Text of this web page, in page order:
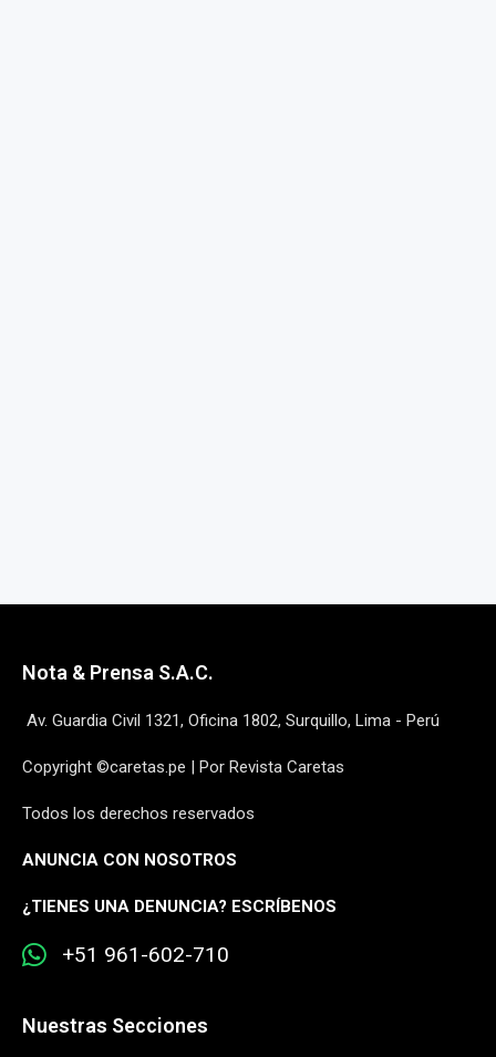
Nota & Prensa S.A.C.
Av. Guardia Civil 1321, Oficina 1802, Surquillo, Lima - Perú
Copyright ©caretas.pe | Por Revista Caretas
Todos los derechos reservados
ANUNCIA CON NOSOTROS
¿TIENES UNA DENUNCIA? ESCRÍBENOS
+51 961-602-710
Nuestras Secciones